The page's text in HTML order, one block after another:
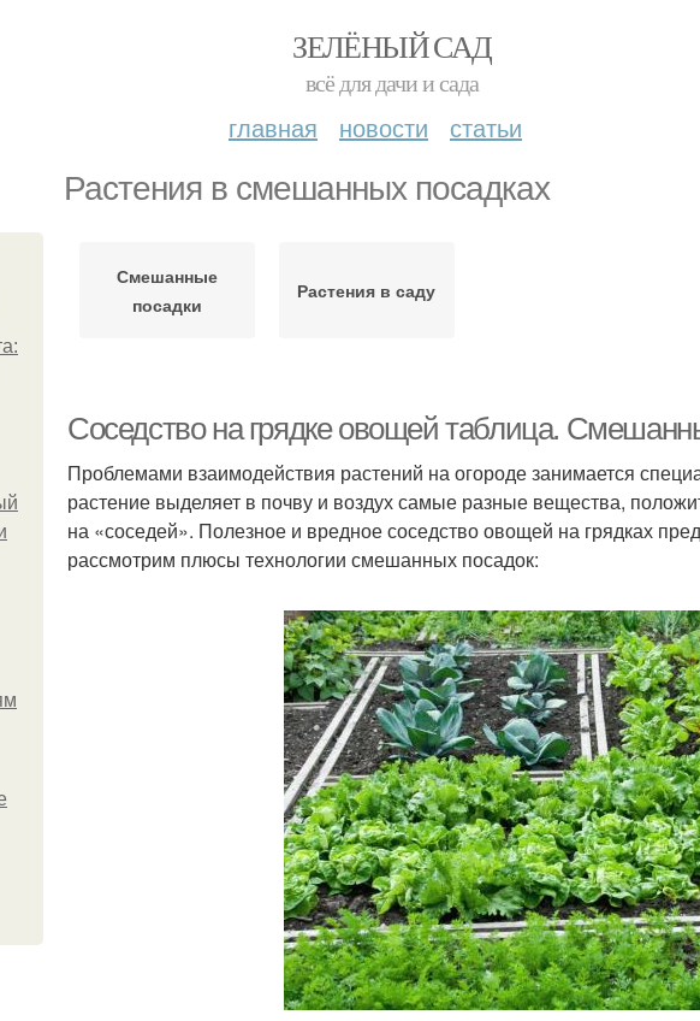
ЗЕЛЁНЫЙ САД
всё для дачи и сада
главная новости статьи
Растения в смешанных посадках
Смешанные
посадки
Растения в саду
Соседство на грядке овощей таблица.
Проблемами взаимодействия растений на огороде занимается
растение выделяет в почву и воздух самые разные вещества,
на «соседей». Полезное и вредное соседство овощей на грядках
рассмотрим плюсы технологии смешанных посадок: